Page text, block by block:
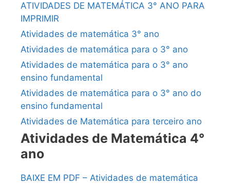
ATIVIDADES DE MATEMÁTICA 3° ANO PARA
IMPRIMIR
Atividades de matemática 3° ano
Atividades de matemática para o 3° ano
Atividades de matemática para o 3° ano
ensino fundamental
Atividades de matemática para o 3° ano do
ensino fundamental
Atividades de Matemática para terceiro ano
Atividades de Matemática 4°
ano
BAIXE EM PDF – Atividades de matemática